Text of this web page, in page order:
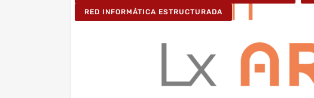
RED INFORMÁTICA ESTRUCTURADA